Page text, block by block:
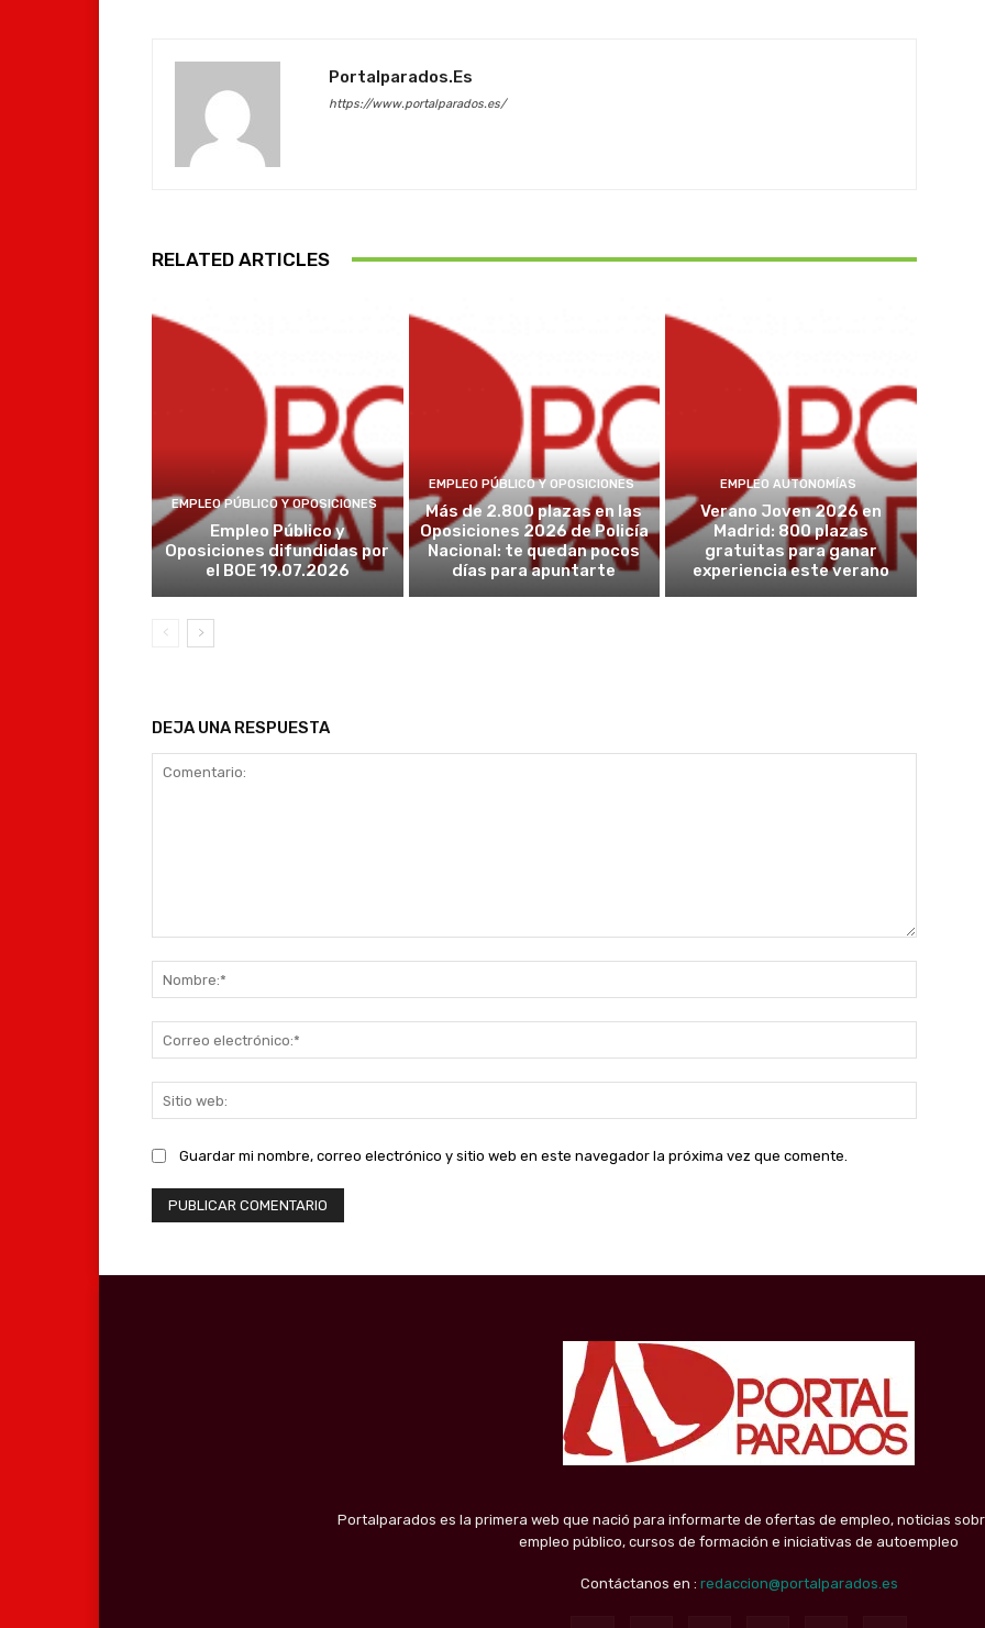
Portalparados.es
https://www.portalparados.es/
RELATED ARTICLES
EMPLEO PÚBLICO Y OPOSICIONES
Empleo Público y
Oposiciones difundidas por
el BOE 19.07.2026
EMPLEO PÚBLICO Y OPOSICIONES
Más de 2.800 plazas en las
Oposiciones 2026 de Policía
Nacional: te quedan pocos
días para apuntarte
EMPLEO AUTONOMÍAS
Verano Joven 2026 en
Madrid: 800 plazas
gratuitas para ganar
experiencia este verano
DEJA UNA RESPUESTA
web:
Guardar mi nombre, correo electrónico y sitio web en este navegador la próxima vez que comente.
Portalparados es la primera web que nació para informarte de ofertas de empleo, noticias
empleo público, cursos de formación e iniciativas de autoempleo
Contáctanos en : redaccion@portalparados.es